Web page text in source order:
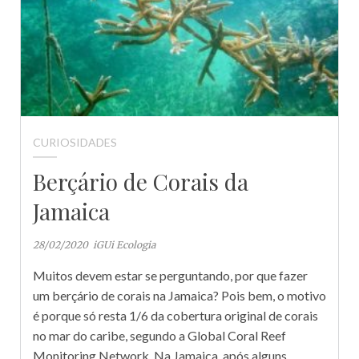
CURIOSIDADES
Berçário de Corais da
Jamaica
28/02/2020 iGUi Ecologia
Muitos devem estar se perguntando, por que fazer
um berçário de corais na Jamaica? Pois bem, o motivo
é porque só resta 1/6 da cobertura original de corais
no mar do caribe, segundo a Global Coral Reef
Monitoring Network. Na Jamaica, após alguns